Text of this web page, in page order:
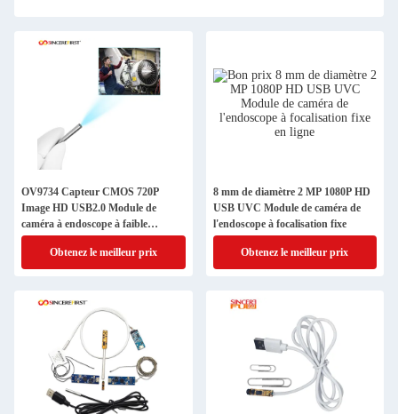
OV9734 Capteur CMOS 720P
Image HD USB2.0 Module de
caméra à endoscope à faible
éclairage fixe
Obtenez le meilleur prix
8 mm de diamètre 2 MP 1080P HD
USB UVC Module de caméra de
l'endoscope à focalisation fixe
Obtenez le meilleur prix